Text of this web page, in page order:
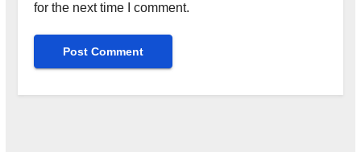
for the next time I comment.